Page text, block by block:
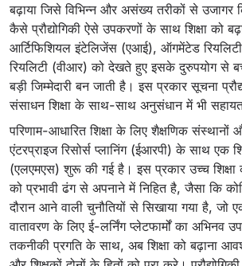
बढ़ाया जिसे विभिन्न और असंख्य तरीकों से
कैसे प्रौद्योगिकी ऐसे उपकरणों के साथ शिक्षा को
आर्टिफिशियल इंटेलिजेंस (एआई), ऑगमेंटेड
रियलिटी (वीआर) को देखते हुए इसके दुरुपयोग से
बड़ी जिम्मेदारी बन जाती है। इस प्रकार सूचना
संसाधन शिक्षा के साथ-साथ अनुसंधान में भी
परिणाम-आधारित शिक्षा के लिए शैक्षणिक संस्थानों
एंटरप्राइज रिसोर्स प्लानिंग (ईआरपी) के साथ एक
(एलएमएस) शुरू की गई है। इस प्रकार उच्च शिक्षा का
को प्रभावी ढंग से अपनाने में निहित है, जैसा कि
दौरान आने वाली चुनौतियों से सिखाया गया है, जो
वातावरण के लिए ई-लर्निंग प्लेटफार्मों का अभिनव
तकनीकी प्रगति के साथ, अब शिक्षा को बढ़ाना